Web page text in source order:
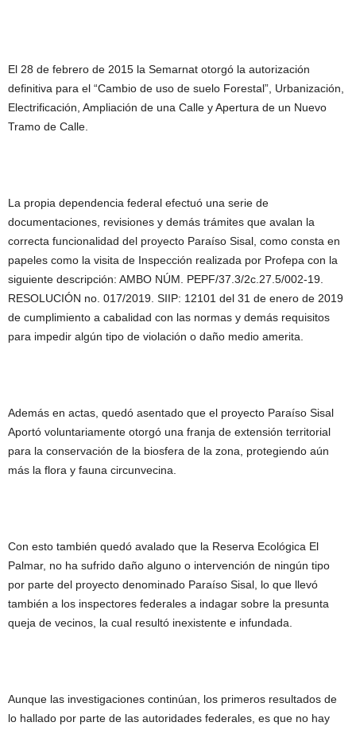
El 28 de febrero de 2015 la Semarnat otorgó la autorización
definitiva para el “Cambio de uso de suelo Forestal”, Urbanización,
Electrificación, Ampliación de una Calle y Apertura de un Nuevo
Tramo de Calle.
La propia dependencia federal efectuó una serie de
documentaciones, revisiones y demás trámites que avalan la
correcta funcionalidad del proyecto Paraíso Sisal, como consta en
papeles como la visita de Inspección realizada por Profepa con la
siguiente descripción: AMBO NÚM. PEPF/37.3/2c.27.5/002-19.
RESOLUCIÓN no. 017/2019. SIIP: 12101 del 31 de enero de 2019
de cumplimiento a cabalidad con las normas y demás requisitos
para impedir algún tipo de violación o daño medio amerita.
Además en actas, quedó asentado que el proyecto Paraíso Sisal
Aportó voluntariamente otorgó una franja de extensión territorial
para la conservación de la biosfera de la zona, protegiendo aún
más la flora y fauna circunvecina.
Con esto también quedó avalado que la Reserva Ecológica El
Palmar, no ha sufrido daño alguno o intervención de ningún tipo
por parte del proyecto denominado Paraíso Sisal, lo que llevó
también a los inspectores federales a indagar sobre la presunta
queja de vecinos, la cual resultó inexistente e infundada.
Aunque las investigaciones continúan, los primeros resultados de
lo hallado por parte de las autoridades federales, es que no hay